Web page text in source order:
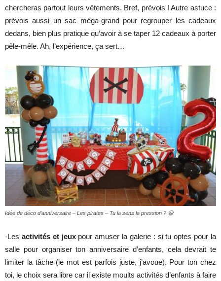
chercheras partout leurs vêtements. Bref, prévois ! Autre astuce :
prévois aussi un sac méga-grand pour regrouper les cadeaux
dedans, bien plus pratique qu’avoir à se taper 12 cadeaux à porter
pêle-mêle. Ah, l’expérience, ça sert…
Idée de déco d’anniversaire – Les pirates – Tu la sens la pression ? 😀
-Les activités et jeuxpour amuser la galerie : si tu optes pour la
salle pour organiser ton anniversaire d’enfants, cela devrait te
limiter la tâche (le mot est parfois juste, j’avoue). Pour ton chez
toi, le choix sera libre car il existe moults activités d’enfants à faire